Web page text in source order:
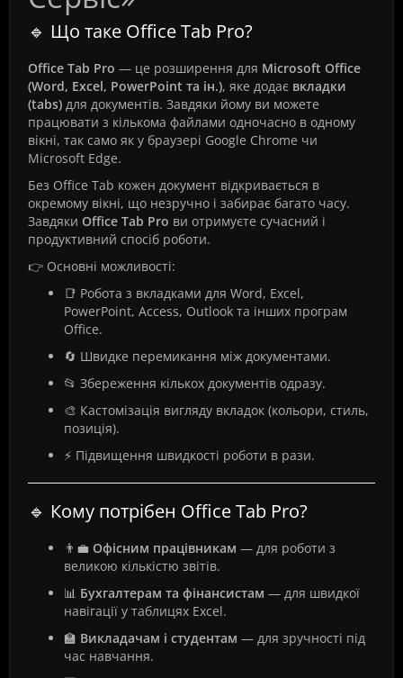
🔹 Що таке Office Tab Pro?
Office Tab Pro — це розширення для Microsoft Office
(Word, Excel, PowerPoint та ін.), яке додає вкладки
(tabs) для документів. Завдяки йому ви можете
працювати з кількома файлами одночасно в одному
вікні, так само як у браузері Google Chrome чи
Microsoft Edge.
Без Office Tab кожен документ відкривається в
окремому вікні, що незручно і забирає багато часу.
Завдяки Office Tab Pro ви отримуєте сучасний і
продуктивний спосіб роботи.
👉 Основні можливості:
📑 Робота з вкладками для Word, Excel,
PowerPoint, Access, Outlook та інших програм
Office.
🔄 Швидке перемикання між документами.
📂 Збереження кількох документів одразу.
🎨 Кастомізація вигляду вкладок (кольори, стиль,
позиція).
⚡ Підвищення швидкості роботи в рази.
🔹 Кому потрібен Office Tab Pro?
👨‍💼 Офісним працівникам — для роботи з
великою кількістю звітів.
📊 Бухгалтерам та фінансистам — для швидкої
навігації у таблицях Excel.
🏫 Викладачам і студентам — для зручності під
час навчання.